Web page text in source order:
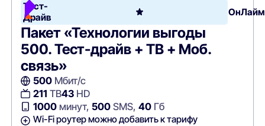
Тест-
Драйв
ОнЛайм
Пакет «Технологии выгоды
500. Тест-драйв + ТВ + Моб.
связь»
500Мбит/с
211 ТВ43HD
1000минут, 500SMS, 40Гб
Wi-Fi роутер можно добавить к тарифу